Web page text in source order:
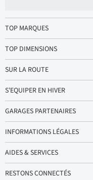
TOP MARQUES
TOP DIMENSIONS
SUR LA ROUTE
S'EQUIPER EN HIVER
GARAGES PARTENAIRES
INFORMATIONS LÉGALES
AIDES & SERVICES
RESTONS CONNECTÉS